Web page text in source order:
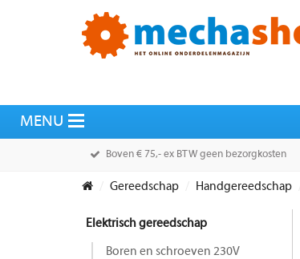
Boven € 75,- ex BTW geen bezorgkosten
Gereedschap Handgereedschap
Elektrisch gereedschap
Boren en schroeven 230V